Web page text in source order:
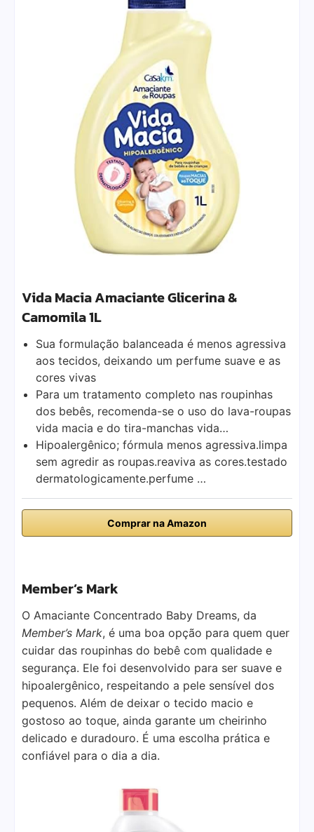
Vida Macia Amaciante Glicerina &
Camomila 1L
Sua formulação balanceada é menos agressiva
aos tecidos, deixando um perfume suave e as
cores vivas
Para um tratamento completo nas roupinhas
dos bebês, recomenda-se o uso do lava-roupas
vida macia e do tira-manchas vida…
Hipoalergênico; fórmula menos agressiva.limpa
sem agredir as roupas.reaviva as cores.testado
dermatologicamente.perfume …
Comprar na Amazon
Member’s Mark
O Amaciante Concentrado Baby Dreams, da
Member’s Mark, é uma boa opção para quem quer
cuidar das roupinhas do bebê com qualidade e
segurança. Ele foi desenvolvido para ser suave e
hipoalergênico, respeitando a pele sensível dos
pequenos. Além de deixar o tecido macio e
gostoso ao toque, ainda garante um cheirinho
delicado e duradouro. É uma escolha prática e
confiável para o dia a dia.